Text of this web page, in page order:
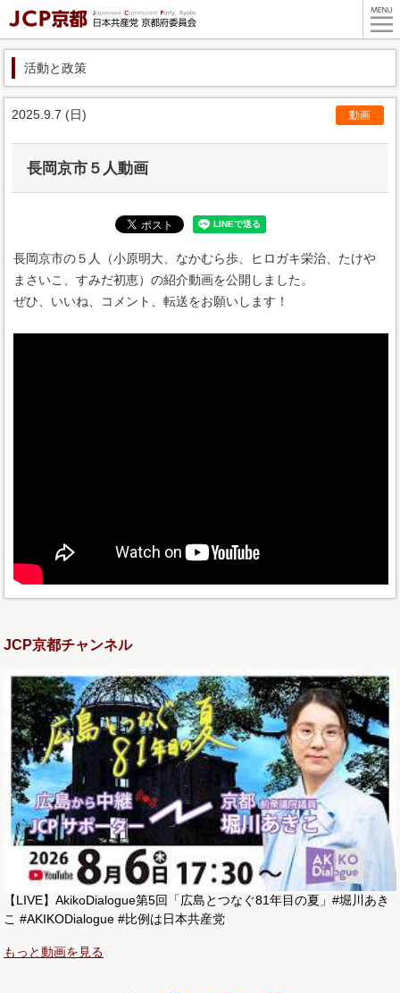
活動と政策
2025.9.7 (日) 動画
長岡京市５人動画
長岡京市の５人（小原明大、なかむら歩、ヒロガキ栄治、たけや
まさいこ、すみだ初恵）の紹介動画を公開しました。
ぜひ、いいね、コメント、転送をお願いします！
JCP京都チャンネル
【LIVE】AkikoDialogue第5回「広島とつなぐ81年目の夏」#堀川あき
こ #AKIKODialogue #比例は日本共産党
もっと動画を見る